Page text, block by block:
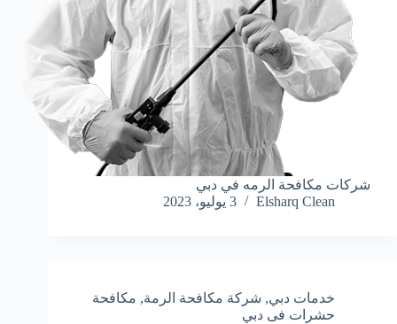
شركات مكافحة الرمه في دبي
Elsharq Clean
3 يوليو، 2023
خدمات دبي, شركة مكافحة الرمة, مكافحة
حشرات فى دبي